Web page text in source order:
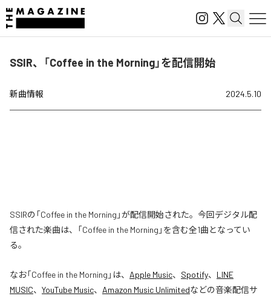
SSIR、「Coffee in the Morning」を配信開始
新曲情報 2024.5.10
SSIRの「Coffee in the Morning」が配信開始された。今回デジタル配
信された楽曲は、「Coffee in the Morning」を含む全1曲となってい
る。
なお「Coffee in the Morning 」は、 Apple Music、 Spotify、 LINE
MUSIC、 YouTube Music、 Amazon Music Unlimitedなどの音楽配信サ